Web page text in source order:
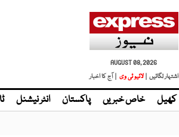
AUGUST 08, 2026
اشتہار لگائیں | لائیو ٹی وی | آج کا اخبار
کھیل خاص خبریں پاکستان انٹر نیشنل